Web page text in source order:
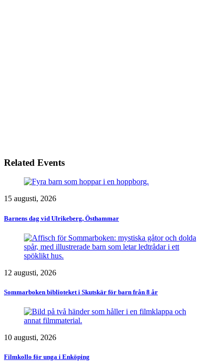
Related Events
15 augusti, 2026
Barnens dag vid Ulrikeberg, Östhammar
12 augusti, 2026
Sommarboken biblioteket i Skutskär för barn från 8 år
10 augusti, 2026
Filmkollo för unga i Enköping